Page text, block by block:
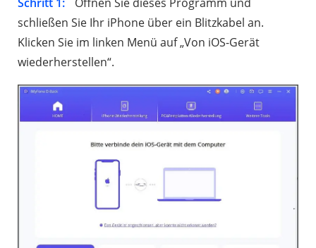
schließen Sie Ihr iPhone über ein Blitzkabel an.
Klicken Sie im linken Menü auf „Von iOS-Gerät
wiederherstellen“.